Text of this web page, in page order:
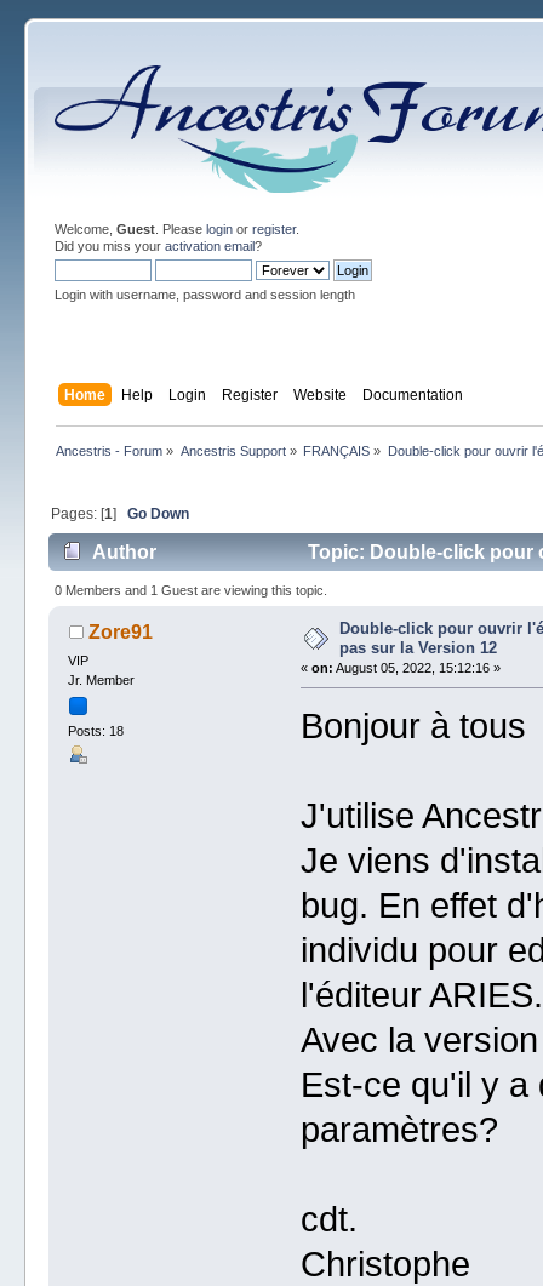
Welcome, Guest. Please loginor register.
Did you miss your activation email?
Login with username, password and session length
Home Help Login Register Website Documentation
Ancestris - Forum » Ancestris Support» FRANÇAIS » Double-click pour ouvrir
Pages: [1] Go Down
Author
Topic: Double-click pour
times)
0 Members and 1 Guest are viewing this topic.
Zore91
VIP
Jr. Member
Posts: 18
Double-click pour ouvrir
pas sur la Version 12
« on: August 05, 2022, 15:12:16 »
Bonjour à tous
J'utilise
Je viens
bug. En effet
individu pour
l'éditeur ARIES.
Avec la
Est-ce qu'il y a
paramètres?
cdt.
Christophe